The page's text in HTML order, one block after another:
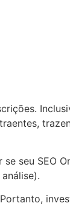
seu SEO